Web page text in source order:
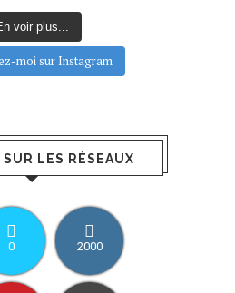
voir plus...
moi sur Instagram
LES RÉSEAUX
0 2000